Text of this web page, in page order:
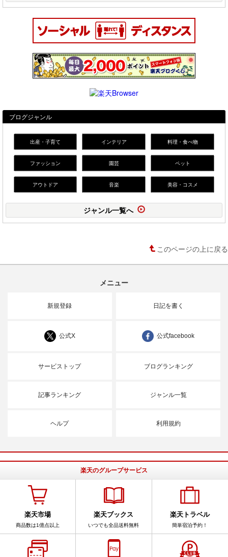
ブログジャンル
出産・子育て インテリア 料理・食べ物
ファッション 園芸 ペット
アウトドア 音楽 美容・コスメ
ジャンル一覧へ
このページの上に戻る
メニュー
新規登録 日記を書く
公式X 公式facebook
サービストップ ブログランキング
記事ランキング ジャンル一覧
ヘルプ 利用規約
楽天のグループサービス
楽天市場
商品数は1億点以上
楽天ブックス
いつでも全品送料無料
楽天トラベル
簡単宿泊予約！